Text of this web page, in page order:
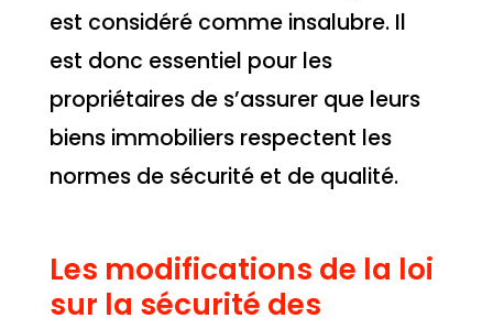
est considéré comme insalubre. Il
est donc essentiel pour les
propriétaires de s’assurer que leurs
biens immobiliers respectent les
normes de sécurité et de qualité.
Les modifications de la loi
sur la sécurité des